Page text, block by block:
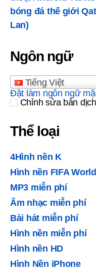
bóng đá thế giới
Lan)
Ngôn ngữ
Tiếng Việt
Đặt làm ngôn ngữ
Chỉnh sửa bản dịch
Thể loại
4Hình nền K
Hình nền FIFA
MP3 miễn phí
Âm nhạc miễn phí
Bài hát miễn phí
Hình nền miễn phí
Hình nền HD
Hình Nền iPhone